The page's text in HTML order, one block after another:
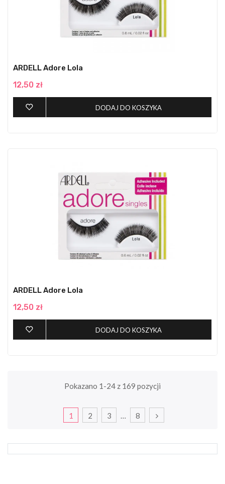
ARDELL Adore Lola
12,50 zł
DODAJ DO KOSZYKA
ARDELL Adore Lola
12,50 zł
DODAJ DO KOSZYKA
Pokazano 1-24 z 169 pozycji
1 2 3 … 8